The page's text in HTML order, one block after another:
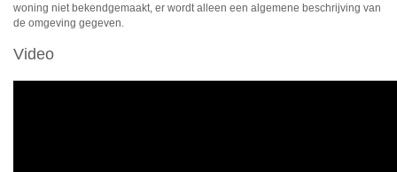
woning niet bekendgemaakt, er wordt alleen een algemene beschrijving van
de omgeving gegeven.
Video